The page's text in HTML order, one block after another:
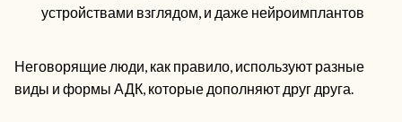
устройствами взглядом, и даже нейроимплантов
Неговорящие люди, как правило, используют разные
виды и формы АДК, которые дополняют друг друга.